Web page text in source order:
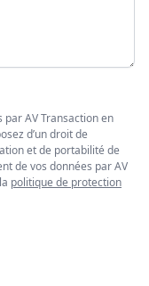
AV Transaction en
d’un droit de
et de portabilité de
de vos données par AV
politique de protection